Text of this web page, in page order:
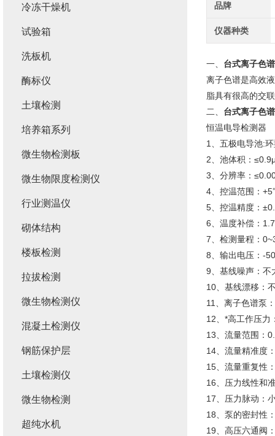
品牌
仪器种类
一、 台式离子色谱
离子色谱是高效
脂具有很高的交
二、 台式离子色谱
恒温电导检测器
1、五极电导池:
2、池体积：
3、分辨率：
4、控温范围：
5、控温精度：
6、温度补偿：
7、检测量程：
8、输出电压：-
9、基线噪声：不
10、基线漂移：
11、离子色谱泵
12、*高工作压力
13、流量范围：
14、流量精准度
15、流量重复性
16、压力线性和
17、压力脉动：
18、泵的密封性
19、高压六通阀
冷冻干燥机
试验箱
洗板机
酶标仪
土壤检测
培养箱系列
微生物检测板
微生物限度检测仪
行业测温仪
砌体结构
楼板检测
拉拔检测
微生物检测仪
混凝土检测仪
钢筋保护层
土壤检测仪
微生物检测
超纯水机